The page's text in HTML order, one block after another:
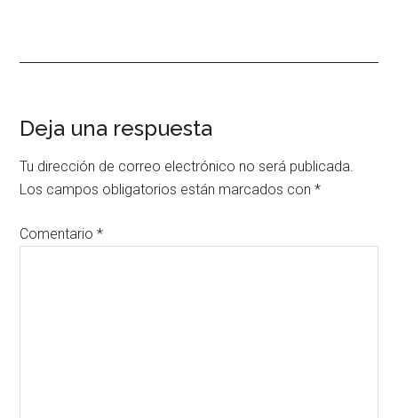
Interacciones
con
los
lectores
Deja una respuesta
Tu dirección de correo electrónico no será publicada.
Los campos obligatorios están marcados con*
Comentario*